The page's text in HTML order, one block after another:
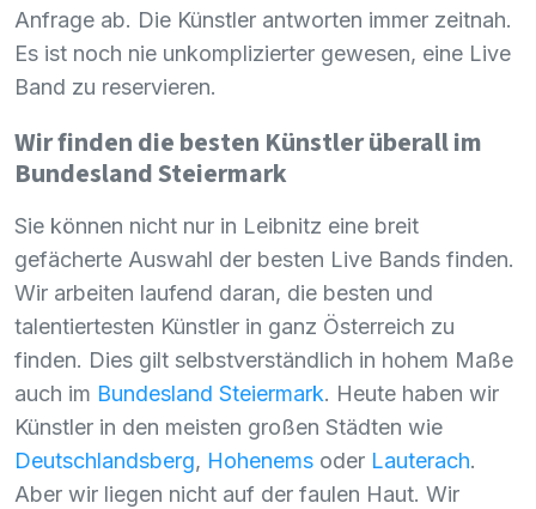
Anfrage ab. Die Künstler antworten immer zeitnah.
Es ist noch nie unkomplizierter gewesen, eine Live
Band zu reservieren.
Wir finden die besten Künstler überall im
Bundesland Steiermark
Sie können nicht nur in Leibnitz eine breit
gefächerte Auswahl der besten Live Bands finden.
Wir arbeiten laufend daran, die besten und
talentiertesten Künstler in ganz Österreich zu
finden. Dies gilt selbstverständlich in hohem Maße
auch im Bundesland Steiermark. Heute haben wir
Künstler in den meisten großen Städten wie
Deutschlandsberg, Hohenems oder Lauterach.
Aber wir liegen nicht auf der faulen Haut. Wir